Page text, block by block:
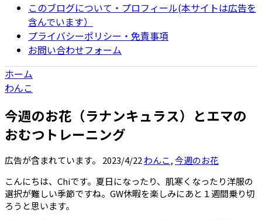
このブログについて・プロフィール(本サイトは広告を
含んでいます）
プライバシーポリシー・免責事項
お問い合わせフォーム
ホーム
わんこ
今週のお花（ラナンキュラス）とエマの
おむつトレーニング
広告が含まれています。 2023/4/22わんこ,今週のお花
こんにちは、Chiです。夏日になったり、肌寒くなったり洋服の
選択が難しい季節ですね。GW休暇を楽しみにあと１週間乗り切
ろうと思います。